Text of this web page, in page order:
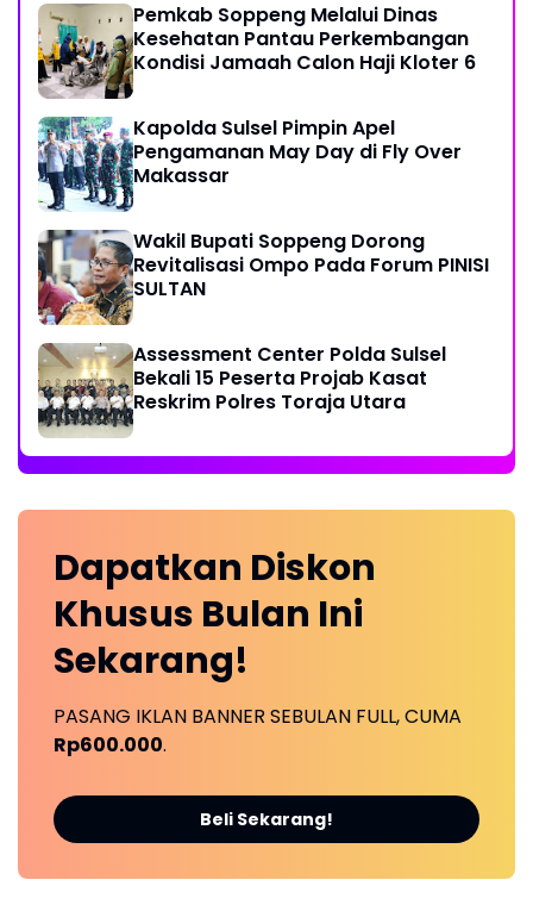
Pemkab Soppeng Melalui Dinas
Kesehatan Pantau Perkembangan
Kondisi Jamaah Calon Haji Kloter 6
Kapolda Sulsel Pimpin Apel
Pengamanan May Day di Fly Over
Makassar
Wakil Bupati Soppeng Dorong
Revitalisasi Ompo Pada Forum PINISI
SULTAN
Assessment Center Polda Sulsel
Bekali 15 Peserta Projab Kasat
Reskrim Polres Toraja Utara
Dapatkan Diskon
Khusus Bulan Ini
Sekarang!
PASANG IKLAN BANNER SEBULAN FULL, CUMA
Rp600.000.
Beli Sekarang!